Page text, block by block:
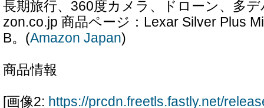
長期旅行、360度カメラ、ドローン、多
zon.co.jp 商品ページ：Lexar Silver Plus
B。(Amazon Japan)
商品情報
[画像2: https://prcdn.freetls.fastly.net/